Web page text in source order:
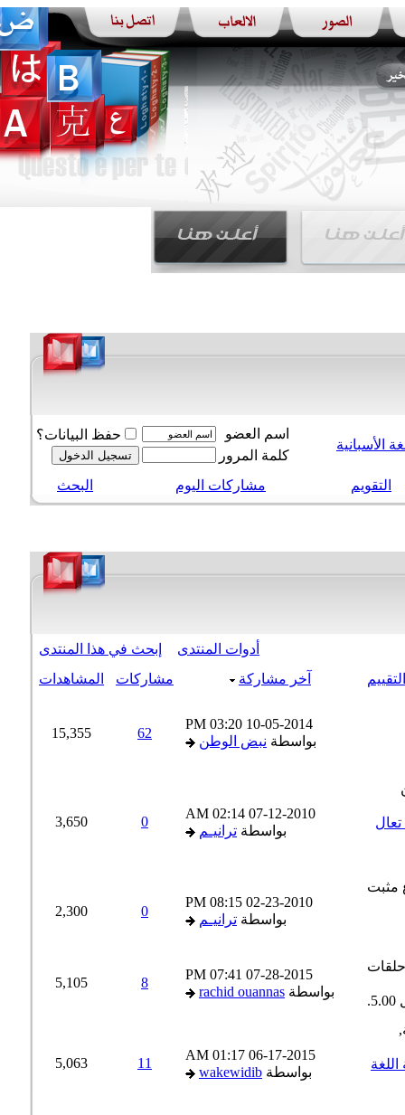
الأسبانية
اسم العضو
حفظ البيانات؟
كلمة المرور
التقويم
مشاركات اليوم البحث
أدوات المنتدى
إبحث في هذا المنتدى
آخر مشاركة مشاركات المشاهدات
10-05-2014
03:20 PM
بواسطةنبض الوطن
62
15,355
07-12-2010
02:14 AM
بواسطةترانيـم
3,650
02-23-2010
08:15 PM
بواسطةترانيـم
2,300
07-28-2015
07:41 PM
بواسطةrachid ouannas
5,105
06-17-2015
01:17 AM
بواسطةwakewidib
11
5,063